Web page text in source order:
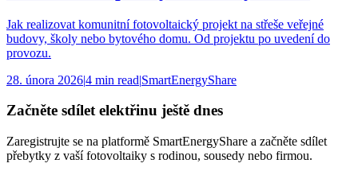
Jak realizovat komunitní fotovoltaický projekt na střeše veřejné
budovy, školy nebo bytového domu. Od projektu po uvedení do
provozu.
28. února 2026|4 min read|SmartEnergyShare
Začněte sdílet elektřinu ještě dnes
Zaregistrujte se na platformě SmartEnergyShare a začněte sdílet
přebytky z vaší fotovoltaiky s rodinou, sousedy nebo firmou.